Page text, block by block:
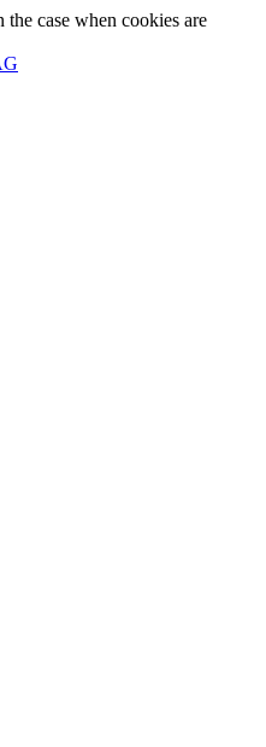
case when cookies are